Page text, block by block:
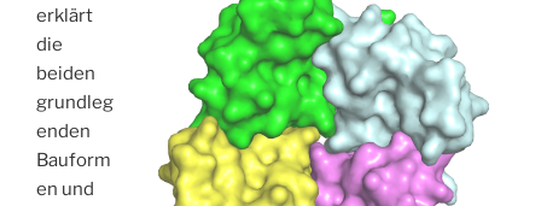
erklärt
die
beiden
grundleg
enden
Bauform
en und